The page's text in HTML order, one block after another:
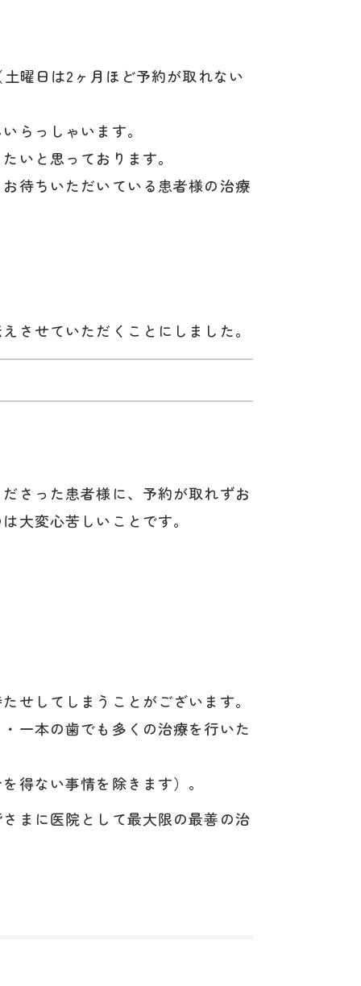
曜日は2ヶ月ほど予約が取れない
らっしゃいます。
いと思っております。
待ちいただいている患者様の治療
させていただくことにしました。
さった患者様に、予約が取れずお
大変心苦しいことです。
せしてしまうことがございます。
一本の歯でも多くの治療を行いた
得ない事情を除きます）。
まに医院として最大限の最善の治